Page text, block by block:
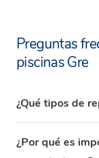
Preguntas
piscinas Gre
¿Qué tipos de
¿Por qué es